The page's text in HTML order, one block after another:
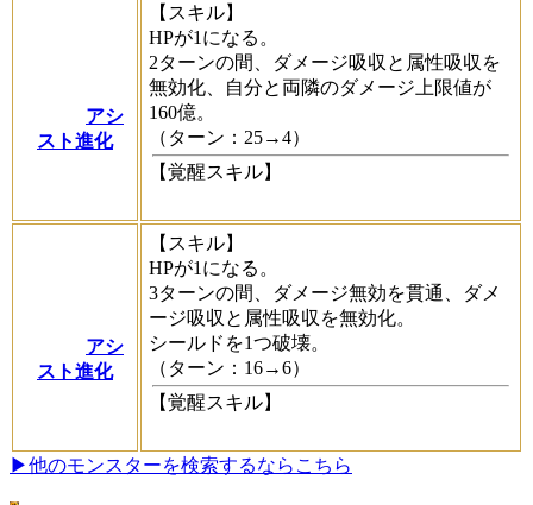
アシ
スト進化
【スキル】
HPが1になる。
2ターンの間、ダメージ吸収と属性吸収を
無効化、自分と両隣のダメージ上限値が
160億。
（ターン：25→4）
【覚醒スキル】
アシ
スト進化
【スキル】
HPが1になる。
3ターンの間、ダメージ無効を貫通、ダメ
ージ吸収と属性吸収を無効化。
シールドを1つ破壊。
（ターン：16→6）
【覚醒スキル】
▶他のモンスターを検索するならこちら